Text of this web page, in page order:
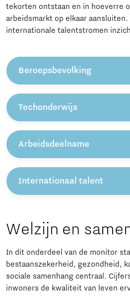
tekorten ontstaan en in hoeverre
arbeidsmarkt op elkaar aansluiten.
internationale talentstromen
Beroepsbevolking
Techonderwijs
Arbeidsdeelname
Internationaal talent
Welzijn en
In dit onderdeel van de monitor
bestaanszekerheid, gezondheid,
sociale samenhang centraal.
inwoners de kwaliteit van leven